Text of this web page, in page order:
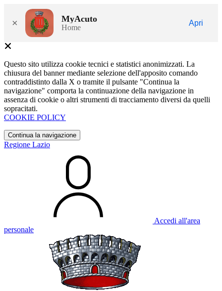
× MyAcuto
Home
Apri
Questo sito utilizza cookie tecnici e statistici anonimizzati. La
chiusura del banner mediante selezione dell'apposito comando
contraddistinto dalla X o tramite il pulsante "Continua la
navigazione" comporta la continuazione della navigazione in
assenza di cookie o altri strumenti di tracciamento diversi da quelli
sopracitati.
COOKIE POLICY
Continua la navigazione
Regione Lazio
Accedi all'area
personale